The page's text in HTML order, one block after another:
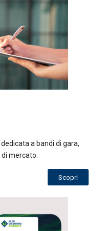
a bandi di gara,
mercato.
Scopri